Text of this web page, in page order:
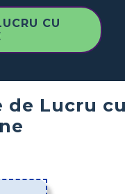
CU
de Lucru